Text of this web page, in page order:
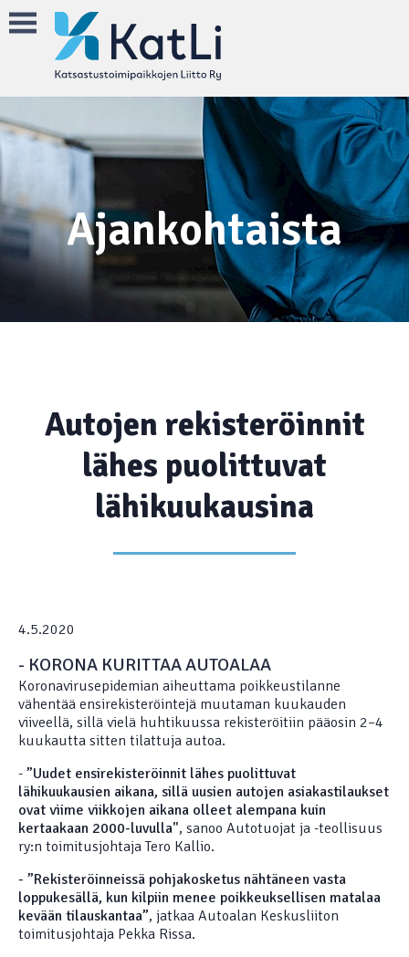
Ajankohtaista
Autojen rekisteröinnit
lähes puolittuvat
lähikuukausina
4.5.2020
- KORONA KURITTAA AUTOALAA
Koronavirusepidemian aiheuttama poikkeustilanne
vähentää ensirekisteröintejä muutaman kuukauden
viiveellä, sillä vielä huhtikuussa rekisteröitiin pääosin 2–4
kuukautta sitten tilattuja autoa.
- ”Uudet ensirekisteröinnit lähes puolittuvat
lähikuukausien aikana, sillä uusien autojen asiakastilaukset
ovat viime viikkojen aikana olleet alempana kuin
kertaakaan 2000-luvulla", sanoo Autotuojat ja -teollisuus
ry:n toimitusjohtaja Tero Kallio.
- ”Rekisteröinneissä pohjakosketus nähtäneen vasta
loppukesällä, kun kilpiin menee poikkeuksellisen matalaa
kevään tilauskantaa”, jatkaa Autoalan Keskusliiton
toimitusjohtaja Pekka Rissa.